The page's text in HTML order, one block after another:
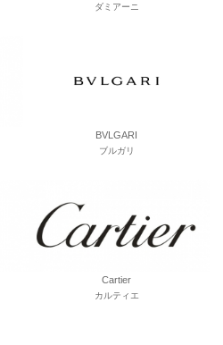
ダミアーニ
BVLGARI
ブルガリ
Cartier
カルティエ